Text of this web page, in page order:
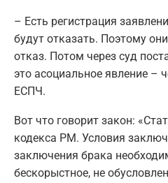
– Есть регистрация
будут отказать. Поэтому
отказ. Потом через суд
это асоциальное явление –
ЕСПЧ.
Вот что говорит закон:
кодекса РМ. Условия
заключения брака
бескорыстное, не